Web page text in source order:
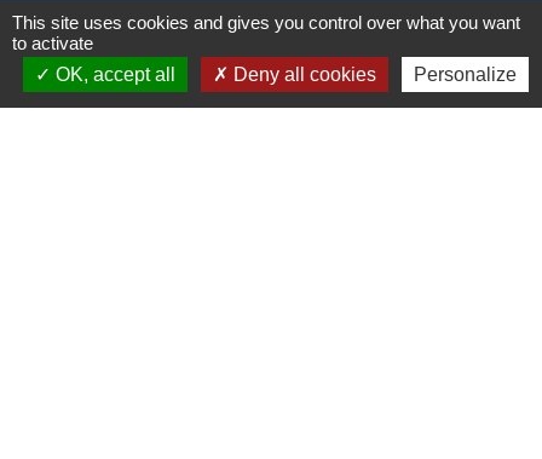
Contacts
Mairie de Cormeray
1, RUE DE LA BUISSONNIERE
This site uses cookies and gives you control over what you want
to activate
OK, accept all
Deny all cookies Personalize